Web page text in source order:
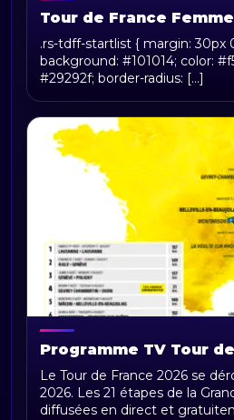
Tour de France
.rs-tdff-startlist { margin: 30px
background: #101014; color:
#29292f; border-radius: [...]
Programme TV Tour
horaires, chaînes et
Le Tour de France 2026 se
2026. Les 21 étapes de la
diffusées en direct et